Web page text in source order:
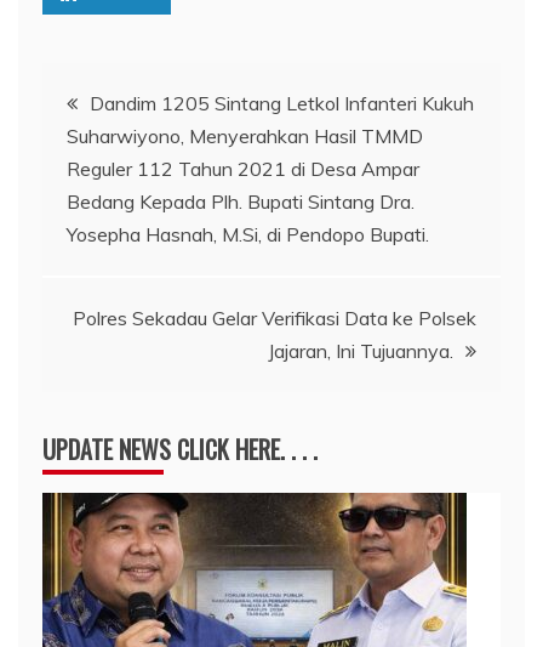
Navigasi
pos
Dandim 1205 Sintang Letkol Infanteri Kukuh
Suharwiyono, Menyerahkan Hasil TMMD
Reguler 112 Tahun 2021 di Desa Ampar
Bedang Kepada Plh. Bupati Sintang Dra.
Yosepha Hasnah, M.Si, di Pendopo Bupati.
Polres Sekadau Gelar Verifikasi Data ke Polsek
Jajaran, Ini Tujuannya.
UPDATE NEWS CLICK HERE. . . .